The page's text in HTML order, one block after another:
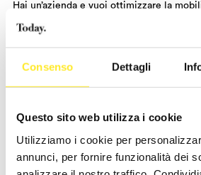
Consenso Dettagli
Questo sito web utilizza i cookie
Utilizziamo i cookie per
annunci, per fornire funzionalità dei
Hai un’azienda e vuoi ottimizzare la
Askoll, Your Work. Hai una famiglia e
piacevolmente in modo green? Askoll,
sharing e vuoi conquistare la città?
accessi per parlare in modo chiaro,